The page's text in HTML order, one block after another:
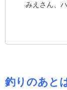
みえさん、
釣りのあと